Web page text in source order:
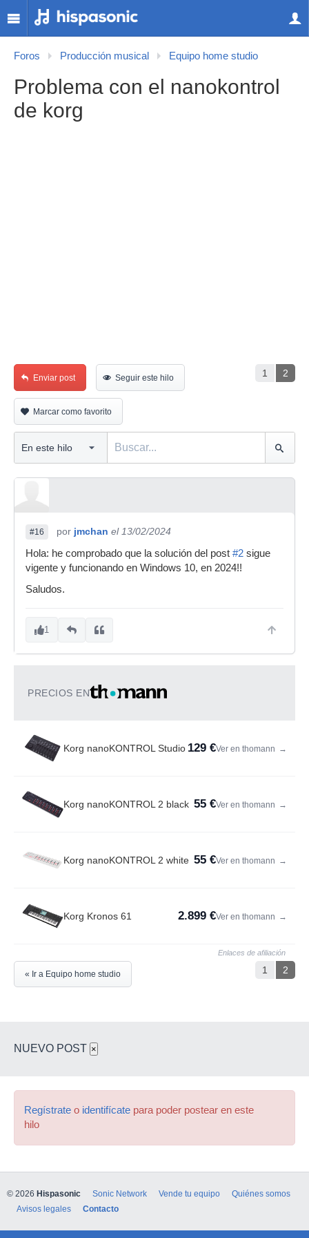
Foros Producción musical Equipo home studio
Problema con el nanokontrol
de korg
1 2
Enviar post Seguir este hilo
Marcar como favorito
#16 por jmchan el 13/02/2024
Hola: he comprobado que la solución del post #2 sigue
vigente y funcionando en Windows 10, en 2024!!
Saludos.
1
PRECIOS EN
Korg nanoKONTROL Studio 129 €Ver en thomann →
Korg nanoKONTROL 2 black 55 €Ver en thomann →
Korg nanoKONTROL 2 white 55 €Ver en thomann →
Korg Kronos 61 2.899 €Ver en thomann →
Enlaces de afiliación
1 2
« Ir a Equipo home studio
NUEVO POST ×
Regístrate o identifícate para poder postear en este
hilo
© 2026 Hispasonic Sonic Network Vende tu equipo
Quiénes somos
Avisos legales
Contacto